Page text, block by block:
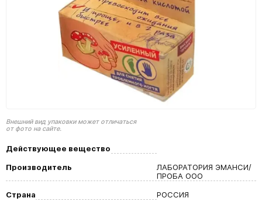
Внешний вид упаковки может отличаться
от фото на сайте.
Действующее вещество
Производитель
ЛАБОРАТОРИЯ ЭМАНСИ/
ПРОБА ООО
Страна
РОССИЯ